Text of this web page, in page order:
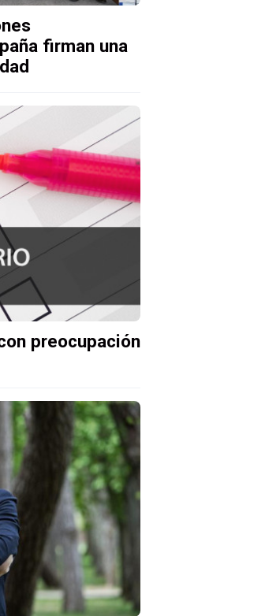
firman una
preocupación